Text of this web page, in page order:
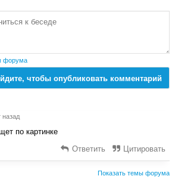
:ц
е
к
:
форума
чтобы опубликовать комментарий
назад
по картинке
Ответить Цитировать
Показать темы форума